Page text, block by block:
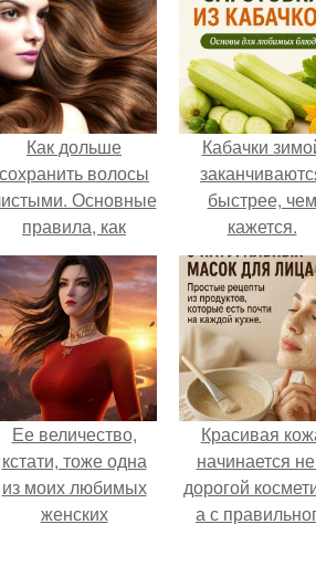
Как дольше
сохранить волосы
Основные
правила, как
сохранить волосы
чистыми
Кабачки
быстрее, чем
кажется.
Ее величество,
кстати, тоже одна
из моих любимых
женских
Красивая
начинается
дорогой
а с